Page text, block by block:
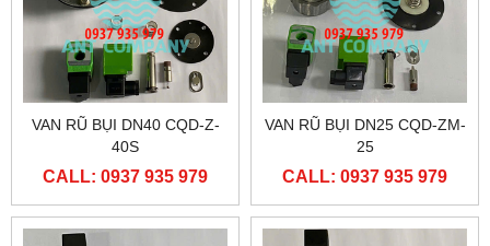
VAN RŨ BỤI DN40 CQD-Z-
40S
CALL: 0937 935 979
VAN RŨ BỤI DN25 CQD-ZM-
25
CALL: 0937 935 979